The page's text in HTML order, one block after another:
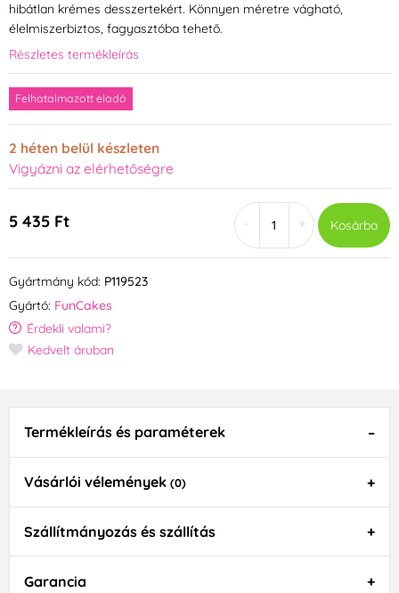
hibátlan krémes desszertekért. Könnyen méretre vágható,
élelmiszerbiztos, fagyasztóba tehető.
Részletes termékleírás
Felhatalmazott eladó
2 héten belül készleten
Vigyázni az elérhetőségre
5 435 Ft + Kosárba
Gyártmány kód: P119523
Gyártó: FunCakes
Érdekli valami?
Kedvelt áruban
Termékleírás és paraméterek
Vásárlói vélemények (0)
Szállítmányozás és szállítás
Garancia